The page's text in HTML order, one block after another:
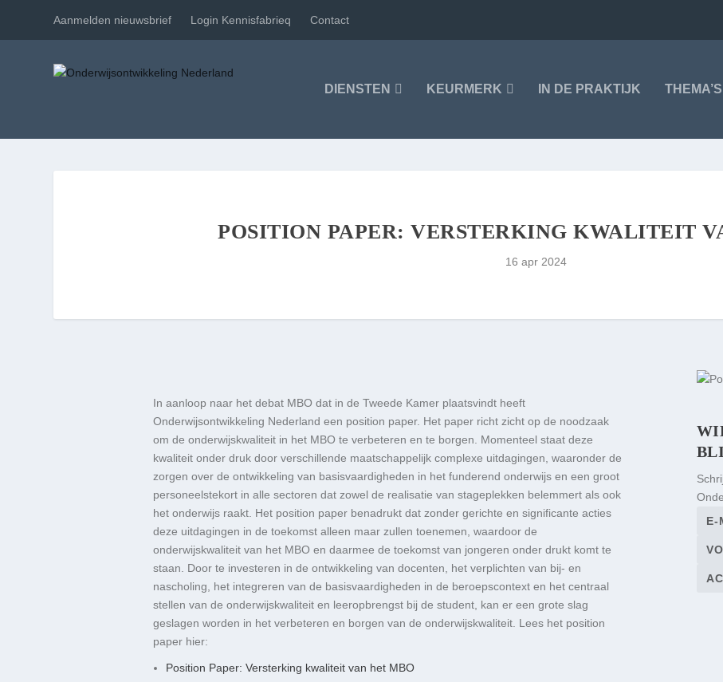
Aanmelden nieuwsbrief Login Kennisfabrieq Contact
DIENSTEN KEURMERK IN DE PRAKTIJK THEMA’S
POSITION PAPER: VERSTERKING KWALITEIT
16 apr 2024
In aanloop naar het debat MBO dat in de Tweede Kamer plaatsvindt heeft
Onderwijsontwikkeling Nederland een position paper. Het paper richt zicht op de noodzaak
om de onderwijskwaliteit in het MBO te verbeteren en te borgen. Momenteel staat deze
kwaliteit onder druk door verschillende maatschappelijk complexe uitdagingen, waaronder de
zorgen over de ontwikkeling van basisvaardigheden in het funderend onderwijs en een groot
personeelstekort in alle sectoren dat zowel de realisatie van stageplekken belemmert als ook
het onderwijs raakt. Het position paper benadrukt dat zonder gerichte en significante acties
deze uitdagingen in de toekomst alleen maar zullen toenemen, waardoor de
onderwijskwaliteit van het MBO en daarmee de toekomst van jongeren onder drukt komt te
staan. Door te investeren in de ontwikkeling van docenten, het verplichten van bij- en
nascholing, het integreren van de basisvaardigheden in de beroepscontext en het centraal
stellen van de onderwijskwaliteit en leeropbrengst bij de student, kan er een grote slag
geslagen worden in het verbeteren en borgen van de onderwijskwaliteit. Lees het position
paper hier:
Position Paper: Versterking kwaliteit van het MBO